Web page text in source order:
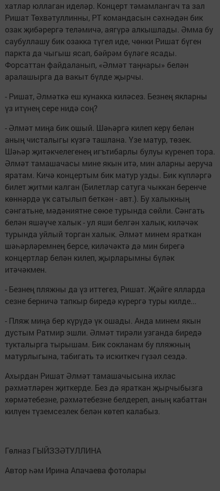
хатлар юллаган иделәр. Концерт тәмамлангач та зал
Ришат Төхвәтуллинны, РТ командасын сәхнәдән бик
озак җибәрергә теләмичә, аягүрә алкышлады. Әмма бу
саубуллашу бик озакка түгел иде, чөнки Ришат бүген
паркта да чыгыш ясап, бәйрәм бүләге ясады.
Форсаттан файдаланып, «Әлмәт таңнары» белән
аралашырга да вакыт бүлде җырчы.
- Ришат, Әлмәткә еш кунакка киләсез. Безнең якларны
үз итүнең сере нидә соң?
- Әлмәт миңа бик ошый. Шәһәргә килеп керү белән
аның чисталыгы күзгә ташлана. Үзе матур, төзек.
Шәһәр җитәкчелегенең игътибарлы булуы күренеп тора.
Әлмәт тамашачасы мине якын итә, мин аларны аеруча
яратам. Кичә концертым бик матур узды. Бик күпләргә
билет җитми калган (Билетлар сатуга чыккан беренче
көннәрдә үк сатылып беткән - авт.). Бу халыкның
сәнгатьне, мәдәниятне сөюе турында сөйли. Сәнгать
белән яшәүче халык - ул яши белгән халык, киләчәк
турында уйлый торган халык. Әлмәт минем яраткан
шәһәрләремнең берсе, киләчәктә дә мин бирегә
концертлар белән килеп, җырларымны бүләк
итәчәкмен.
- Безнең пляжны да үз иттегез, Ришат. Җәйге ялларда
сезне берничә тапкыр биредә күрергә туры килде...
- Пляж миңа бер күрүдә үк ошады. Анда минем якын
дустым Ратмир эшли. Әлмәт тирәли узганда биредә
тукталырга тырышам. Бик сокланам бу пляжның
матурлыгына, табигать тә искиткеч гүзәл сездә.
Ахырдан Ришат Әлмәт тамашачысына ихлас
рәхмәтләрен җиткерде. Без дә яраткан җырчыбызга
хөрмәтебезне, рәхмәтебезне белдереп, аның кабаттан
килүен түземсезлек белән көтеп калабыз.
Гөлназ ГЫЙЗЗӘТУЛЛИНА
Автор һәм Ирина Апачаева фотолары